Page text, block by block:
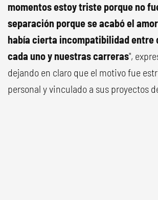
momentos estoy triste porque no
separación porque se acabó el
había cierta incompatibilidad entre
cada uno y nuestras carreras",
dejando en claro que el motivo fue
personal y vinculado a sus proyectos